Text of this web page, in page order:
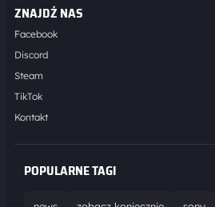
ZNAJDŹ NAS
Facebook
Discord
Steam
TikTok
Kontakt
POPULARNE TAGI